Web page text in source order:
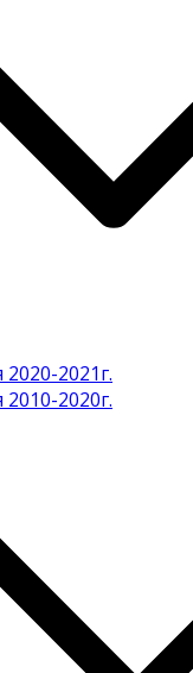
2020-2021г.
2010-2020г.